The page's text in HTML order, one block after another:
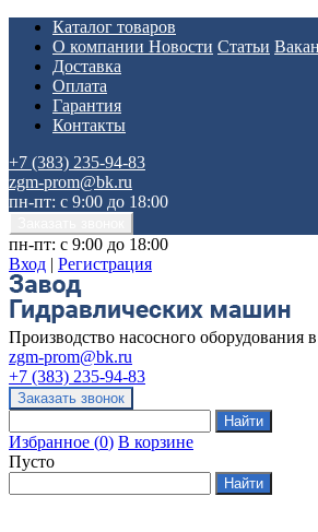
Каталог товаров
О компании Новости Статьи
Доставка
Оплата
Гарантия
Контакты
+7 (383) 235-94-83
zgm-prom@bk.ru
пн-пт: с 9:00 до 18:00
пн-пт: с 9:00 до 18:00
Вход | Регистрация
Производство насосного оборудования
zgm-prom@bk.ru
+7 (383) 235-94-83
Избранное (0) В корзине
Пусто